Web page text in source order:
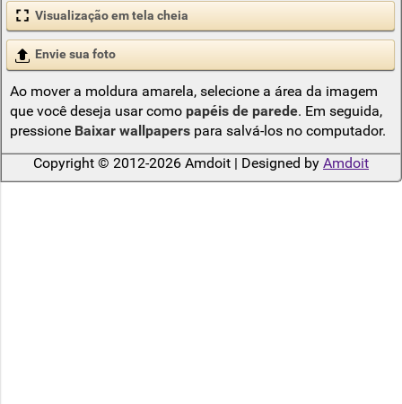
Visualização em tela cheia
Envie sua foto
Ao mover a moldura amarela, selecione a área da imagem
que você deseja usar como papéis de parede. Em seguida,
pressione Baixar wallpaperspara salvá-los no computador.
Copyright © 2012-2026 Amdoit | Designed by Amdoit